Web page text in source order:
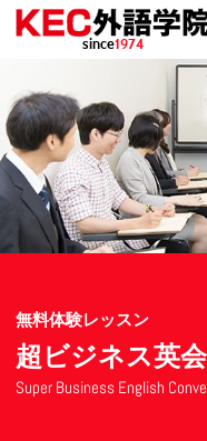
since1974